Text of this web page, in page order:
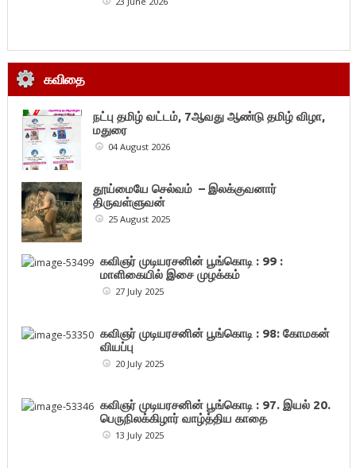
கவிதை
நட்பு தமிழ் வட்டம், 7ஆவது ஆண்டு தமிழ் விழா,
மதுரை
04 August 2026
தூய்மையே செல்வம் – இலக்குவனார்
திருவள்ளுவன்
25 August 2025
கவிஞர் முடியரசனின் பூங்கொடி : 99 :
மாளிகையில் இசை முழக்கம்
27 July 2025
கவிஞர் முடியரசனின் பூங்கொடி : 98: கோமகன்
வியப்பு
20 July 2025
கவிஞர் முடியரசனின் பூங்கொடி : 97. இயல் 20.
பெருநிலக்கிழார் வாழ்த்திய காதை
13 July 2025